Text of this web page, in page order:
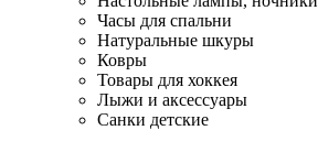
Часы для спальни
Натуральные шкуры
Ковры
Товары для хоккея
Лыжи и аксессуары
Санки детские